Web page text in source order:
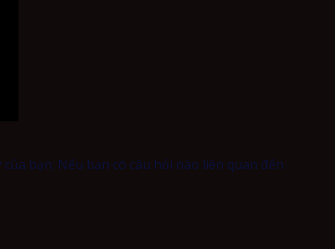
bạn. Nếu bạn có câu hỏi nào liên quan đến